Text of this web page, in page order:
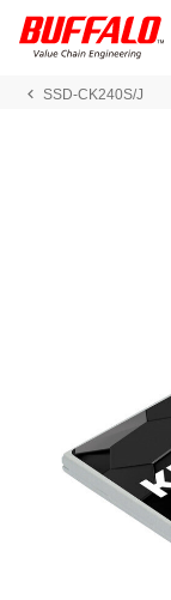
SSD-CK240S/J